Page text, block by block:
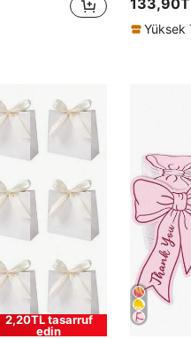
2,20TL tasarruf
edin